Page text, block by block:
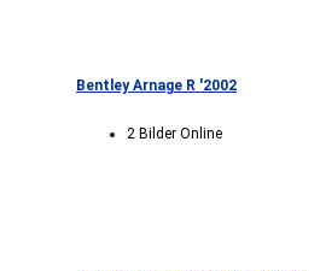
Bentley Arnage R '2002
2 Bilder Online